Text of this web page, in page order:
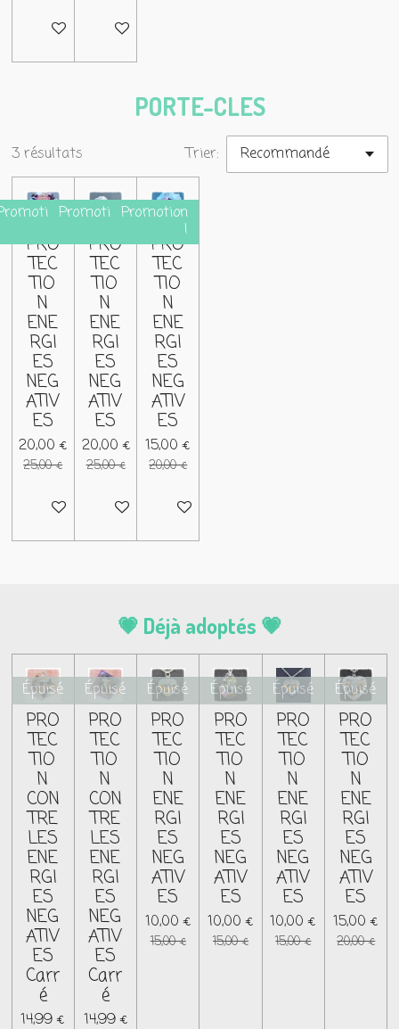
Ajouter au panierAjouter au panier
PORTE-CLES
3 résultats Trier:
PRO
TEC
TIO
N
ENE
RGI
ES
NEG
ATIV
ES
20,00 €
25,00 €
Ajouter au panier
Promotion
PRO
TEC
TIO
N
ENE
RGI
ES
NEG
ATIV
ES
20,00 €
25,00 €
Ajouter au panier
Promotion
!
PRO
TEC
TIO
N
ENE
RGI
ES
NEG
ATIV
ES
15,00 €
20,00 €
Ajouter au panier
💗 Déjà adoptés 💗
Épuisé
PRO
TEC
TIO
N
CON
TRE
LES
ENE
RGI
ES
NEG
ATIV
ES
Carr
é
14,99 €
Épuisé
PRO
TEC
TIO
N
CON
TRE
LES
ENE
RGI
ES
NEG
ATIV
ES
Carr
é
14,99 €
Épuisé
PRO
TEC
TIO
N
ENE
RGI
ES
NEG
ATIV
ES
10,00 €
15,00 €
Épuisé
PRO
TEC
TIO
N
ENE
RGI
ES
NEG
ATIV
ES
10,00 €
15,00 €
Épuisé
PRO
TEC
TIO
N
ENE
RGI
ES
NEG
ATIV
ES
10,00 €
15,00 €
Épuisé
PRO
TEC
TIO
N
ENE
RGI
ES
NEG
ATIV
ES
15,00 €
20,00 €